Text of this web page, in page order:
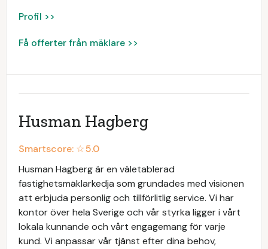
Profil >>
Få offerter från mäklare >>
Husman Hagberg
Smartscore: ☆5.0
Husman Hagberg är en väletablerad
fastighetsmäklarkedja som grundades med visionen
att erbjuda personlig och tillförlitlig service. Vi har
kontor över hela Sverige och vår styrka ligger i vårt
lokala kunnande och vårt engagemang för varje
kund. Vi anpassar vår tjänst efter dina behov,